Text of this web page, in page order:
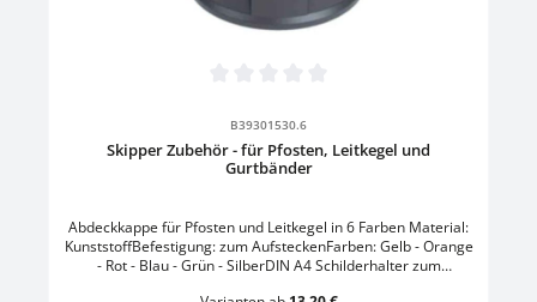
B39301530.6
Skipper Zubehör - für Pfosten, Leitkegel und
Gurtbänder
Abdeckkappe für Pfosten und Leitkegel in 6 Farben Material:
KunststoffBefestigung: zum AufsteckenFarben: Gelb - Orange
- Rot - Blau - Grün - SilberDIN A4 Schilderhalter zum